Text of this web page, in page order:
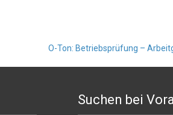
O-Ton: Betriebsprüfung –
Suchen bei